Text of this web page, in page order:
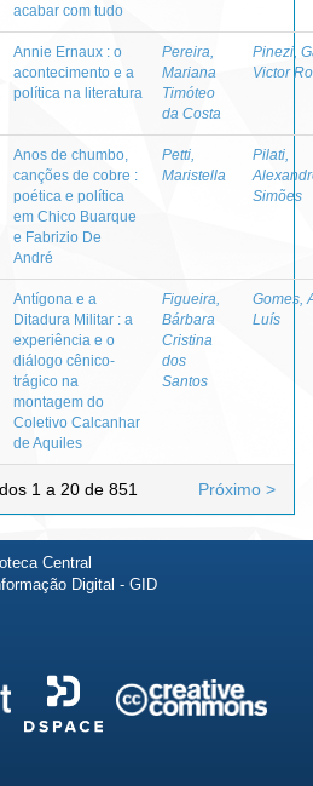
acabar com tudo
Annie Ernaux : o
acontecimento e a
política na literatura
Pereira,
Mariana
Timóteo
da Costa
Pinezi,
Victor
Anos de chumbo,
canções de cobre :
poética e política
em Chico Buarque
e Fabrizio De
André
Petti,
Maristella
Pilati,
Simões
Antígona e a
Ditadura Militar : a
experiência e o
diálogo cênico-
trágico na
montagem do
Coletivo Calcanhar
de Aquiles
Figueira,
Bárbara
Cristina
dos
Santos
Gomes,
Luís
1 a 20 de 851 Próximo >
Central
Digital - GID